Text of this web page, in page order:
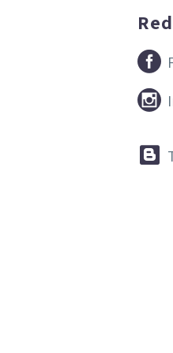





